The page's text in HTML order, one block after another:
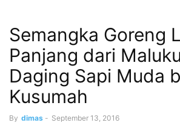
Semangka Goreng
Panjang dari
Daging Sapi Muda
Kusumah
By dimas - September 13, 2016